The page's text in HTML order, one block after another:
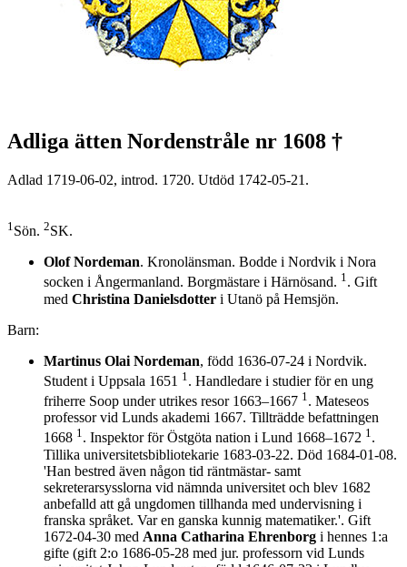
Adliga ätten Nordenstråle nr 1608 †
Adlad 1719-06-02, introd. 1720. Utdöd 1742-05-21.
1 Sön. 2SK.
Olof Nordeman. Kronolänsman. Bodde i Nordvik i Nora
socken i Ångermanland. Borgmästare i Härnösand. 1. Gift
med Christina Danielsdotter i Utanö på Hemsjön.
Barn:
Martinus Olai Nordeman, född 1636-07-24 i Nordvik.
Student i Uppsala 1651 1 . Handledare i studier för en ung
friherre Soop under utrikes resor 1663–1667 1 . Mateseos
professor vid Lunds akademi 1667. Tillträdde befattningen
1668 1. Inspektor för Östgöta nation i Lund 1668–1672 1.
Tillika universitetsbibliotekarie 1683-03-22. Död 1684-01-08.
'Han bestred även någon tid räntmästar- samt
sekreterarsysslorna vid nämnda universitet och blev 1682
anbefalld att gå ungdomen tillhanda med undervisning i
franska språket. Var en ganska kunnig matematiker.'. Gift
1672-04-30 med Anna Catharina Ehrenborg i hennes 1:a
gifte (gift 2:o 1686-05-28 med jur. professorn vid Lunds